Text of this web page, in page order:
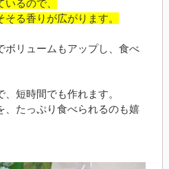
るので、
る香りが広がります。
ボリュームもアップし、食べ
短時間でも作れます。
、たっぷり食べられるのも嬉